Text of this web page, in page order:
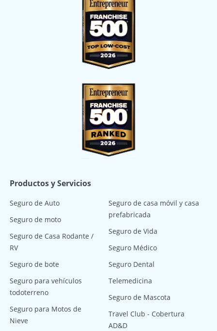
Productos y Servicios
Seguro de Auto
Seguro de moto
Seguro de Casa Rodante /
RV
Seguro de bote
Seguro para vehículos
todoterreno
Seguro para Motos de
Nieve
Seguro de casa móvil y casa
prefabricada
Seguro de Vida
Seguro Médico
Seguro Dental
Telemedicina
Seguro de Mascota
Travel Club - Cobertura
AD&D